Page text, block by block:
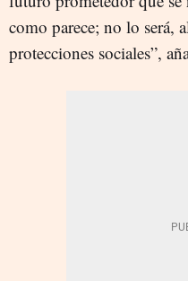
como parece; no lo será,
protecciones sociales”,